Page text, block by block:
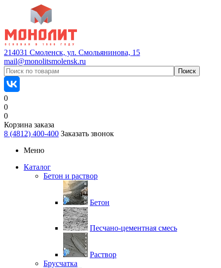
214031 Смоленск, ул. Смольянинова, 15
mail@monolitsmolensk.ru
0
0
0
Корзина заказа
8 (4812) 400-400 Заказать звонок
Меню
Каталог
Бетон и раствор
Бетон
Песчано-цементная смесь
Раствор
Брусчатка